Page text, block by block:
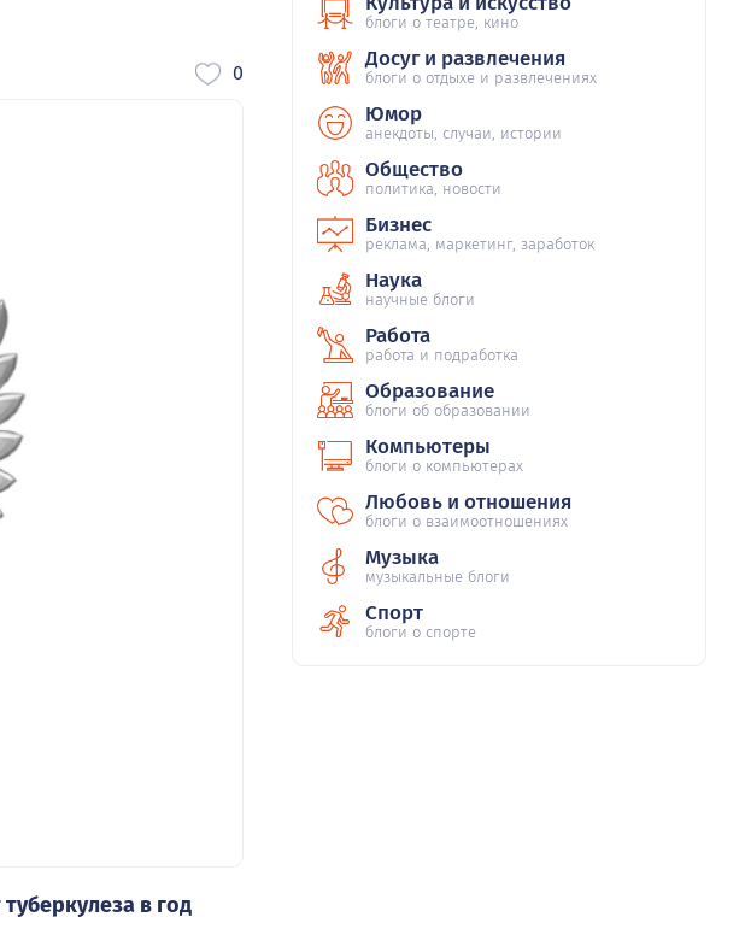
0
в год
блоги о театре, кино
Досуг и развлечения
блоги о отдыхе и развлечениях
Юмор
анекдоты, случаи, истории
Общество
политика, новости
Бизнес
реклама, маркетинг, заработок
Наука
научные блоги
Работа
работа и подработка
Образование
блоги об образовании
Компьютеры
блоги о компьютерах
Любовь и отношения
блоги о взаимоотношениях
Музыка
музыкальные блоги
Спорт
блоги о спорте